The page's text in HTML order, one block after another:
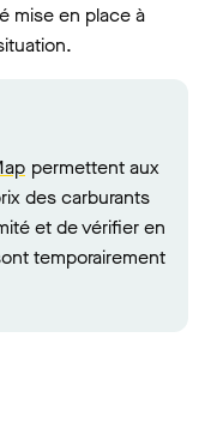
mise en place à
permettent aux
des carburants
et de vérifier en
temporairement